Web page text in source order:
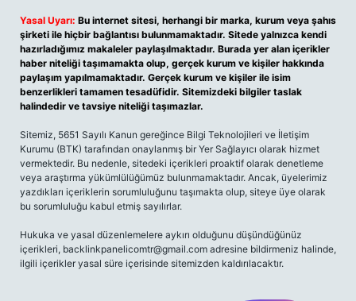
Yasal Uyarı: Bu internet sitesi, herhangi bir marka, kurum veya şahıs
şirketi ile hiçbir bağlantısı bulunmamaktadır. Sitede yalnızca kendi
hazırladığımız makaleler paylaşılmaktadır. Burada yer alan içerikler
haber niteliği taşımamakta olup, gerçek kurum ve kişiler hakkında
paylaşım yapılmamaktadır. Gerçek kurum ve kişiler ile isim
benzerlikleri tamamen tesadüfidir. Sitemizdeki bilgiler taslak
halindedir ve tavsiye niteliği taşımazlar.
Sitemiz, 5651 Sayılı Kanun gereğince Bilgi Teknolojileri ve İletişim
Kurumu (BTK) tarafından onaylanmış bir Yer Sağlayıcı olarak hizmet
vermektedir. Bu nedenle, sitedeki içerikleri proaktif olarak denetleme
veya araştırma yükümlülüğümüz bulunmamaktadır. Ancak, üyelerimiz
yazdıkları içeriklerin sorumluluğunu taşımakta olup, siteye üye olarak
bu sorumluluğu kabul etmiş sayılırlar.
Hukuka ve yasal düzenlemelere aykırı olduğunu düşündüğünüz
içerikleri, backlinkpanelicomtr@gmail.com adresine bildirmeniz halinde,
ilgili içerikler yasal süre içerisinde sitemizden kaldırılacaktır.